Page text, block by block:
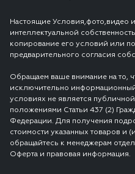
Настоящие Условия,фото,видео
интеллектуальной
копирование его условий или
предварительного согласия
Обращаем ваше внимание на то,
исключительно
условиях не является
положениями Статьи 437 (2)
Федерации. Для получения
стоимости указанных товаров и
обращайтесь к менеджерам
Оферта и правовая информация.